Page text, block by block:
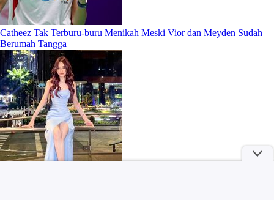
Catheez Tak Terburu-buru Menikah Meski Vior dan Meyden Sudah
Berumah Tangga